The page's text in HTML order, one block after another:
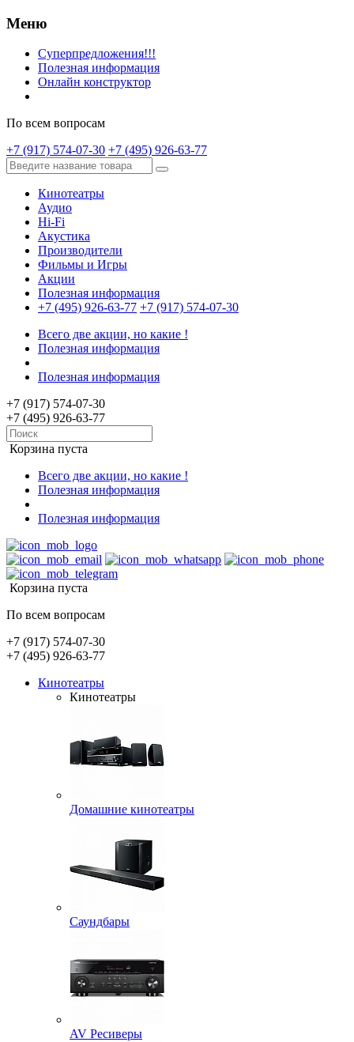
Меню
Суперпредложения!!!
Полезная информация
Онлайн конструктор
По всем вопросам
+7 (917) 574-07-30 +7 (495) 926-63-77
Кинотеатры
Аудио
Hi-Fi
Акустика
Производители
Фильмы и Игры
Акции
Полезная информация
+7 (495) 926-63-77 +7 (917) 574-07-30
Всего две акции, но какие !
Полезная информация
Полезная информация
+7 (917) 574-07-30
+7 (495) 926-63-77
Корзина пуста
Всего две акции, но какие !
Полезная информация
Полезная информация
Корзина пуста
По всем вопросам
+7 (917) 574-07-30
+7 (495) 926-63-77
Кинотеатры
Кинотеатры
Домашние кинотеатры
Саундбары
AV Ресиверы